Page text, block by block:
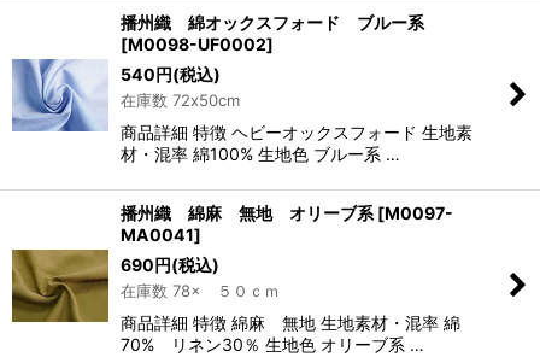
播州織 綿オックスフォード ブルー系
[M0098-UF0002]
540円(税込)
在庫数 72x50cm
商品詳細 特徴 ヘビーオックスフォード 生地素
材・混率 綿100% 生地色 ブルー系 …
播州織 綿麻 無地 オリーブ系 [M0097-
MA0041]
690円(税込)
在庫数 78× ５０ｃｍ
商品詳細 特徴 綿麻 無地 生地素材・混率 綿
70% リネン30％ 生地色 オリーブ系 …